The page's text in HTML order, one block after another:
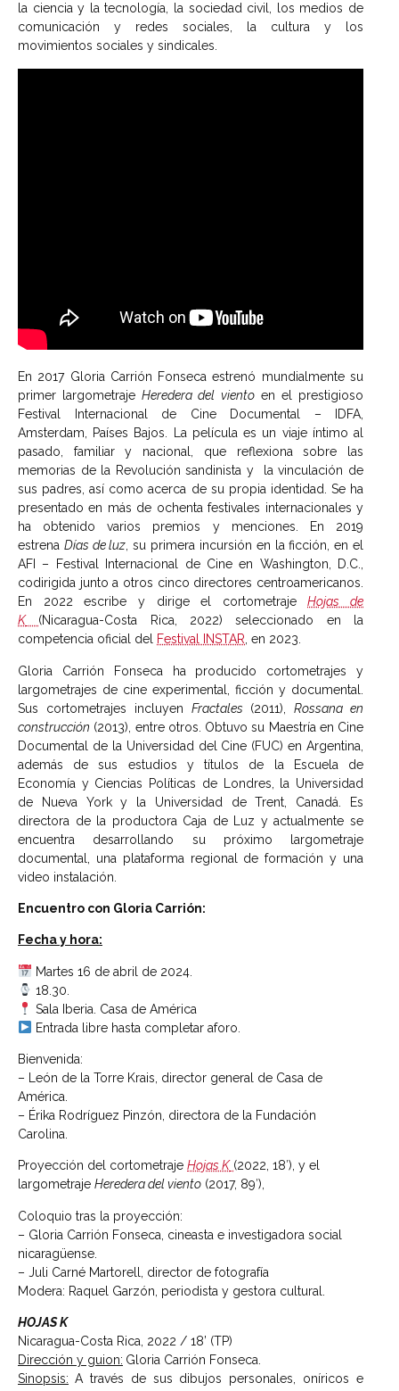
la ciencia y la tecnología, la sociedad civil, los medios de
comunicación y redes sociales, la cultura y los
movimientos sociales y sindicales.
En 2017 Gloria Carrión Fonseca estrenó mundialmente su
primer largometrajeHeredera del vientoen el prestigioso
Festival Internacional de Cine Documental – IDFA,
Amsterdam, Países Bajos. La película es un viaje íntimo al
pasado, familiar y nacional, que reflexiona sobre las
memorias de la Revolución sandinista y la vinculación de
sus padres, así como acerca de su propia identidad. Se ha
presentado en más de ochenta festivales internacionales y
ha obtenido varios premios y menciones. En 2019
estrena Días de luz , su primera incursión en la ficción, en el
AFI – Festival Internacional de Cine en Washington, D.C.,
codirigida junto a otros cinco directores centroamericanos.
En 2022 escribe y dirige el cortometrajeHojas de
K
(Nicaragua-Costa Rica, 2022) seleccionado en la
competencia oficial del
Festival INSTAR , en 2023.
Gloria Carrión Fonseca ha producido cortometrajes y
largometrajes de cine experimental, ficción y documental.
Sus cortometrajes incluyen Fractales (2011),Rossana en
construcción (2013), entre otros. Obtuvo su Maestría en Cine
Documental de la Universidad del Cine (FUC) en Argentina,
además de sus estudios y títulos de la Escuela de
Economía y Ciencias Políticas de Londres, la Universidad
de Nueva York y la Universidad de Trent, Canadá. Es
directora de la productora Caja de Luz y actualmente se
encuentra desarrollando su próximo largometraje
documental, una plataforma regional de formación y una
video instalación.
Encuentro con Gloria Carrión:
Fecha y hora:
Martes 16 de abril de 2024.
18.30.
Sala Iberia. Casa de América
Entrada libre hasta completar aforo.
Bienvenida:
– León de la Torre Krais, director general de Casa de
América.
– Érika Rodríguez Pinzón, directora de la Fundación
Carolina.
Proyección del cortometraje Hojas K (2022, 18′), y el
largometraje Heredera del viento (2017, 89′),
Coloquio tras la proyección:
– Gloria Carrión Fonseca, cineasta e investigadora social
nicaragüense.
– Juli Carné Martorell, director de fotografía
Modera: Raquel Garzón, periodista y gestora cultural.
HOJAS K
Nicaragua-Costa Rica, 2022 / 18’ (TP)
Dirección y guion: Gloria Carrión Fonseca.
Sinopsis: A través de sus dibujos personales, oníricos e